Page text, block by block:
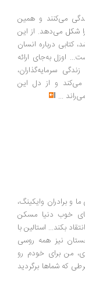
و همین
از این
درباره انسان
به‌جای ارائه
و از دل این
...
وایکینگ،
دنیا مسکن
استالین با
همه روسی
خودم رو
برگردید